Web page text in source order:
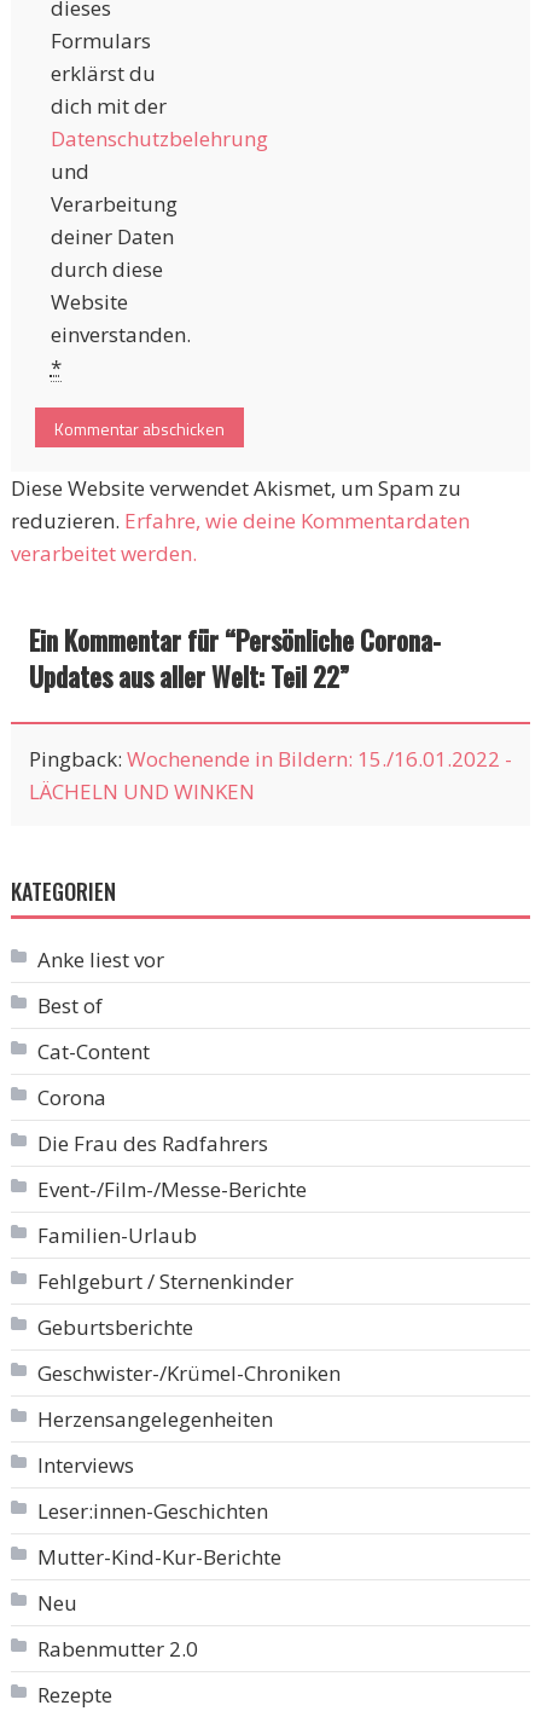
dieses
Formulars
erklärst du
dich mit der
Datenschutzbelehrung
und
Verarbeitung
deiner Daten
durch diese
Website
einverstanden.
*
Diese Website verwendet Akismet, um Spam zu
reduzieren. Erfahre, wie deine Kommentardaten
verarbeitet werden.
Ein Kommentar für “Persönliche Corona-
Updates aus aller Welt: Teil 22”
Pingback: Wochenende in Bildern: 15./16.01.2022 -
LÄCHELN UND WINKEN
KATEGORIEN
Anke liest vor
Best of
Cat-Content
Corona
Die Frau des Radfahrers
Event-/Film-/Messe-Berichte
Familien-Urlaub
Fehlgeburt / Sternenkinder
Geburtsberichte
Geschwister-/Krümel-Chroniken
Herzensangelegenheiten
Interviews
Leser:innen-Geschichten
Mutter-Kind-Kur-Berichte
Neu
Rabenmutter 2.0
Rezepte